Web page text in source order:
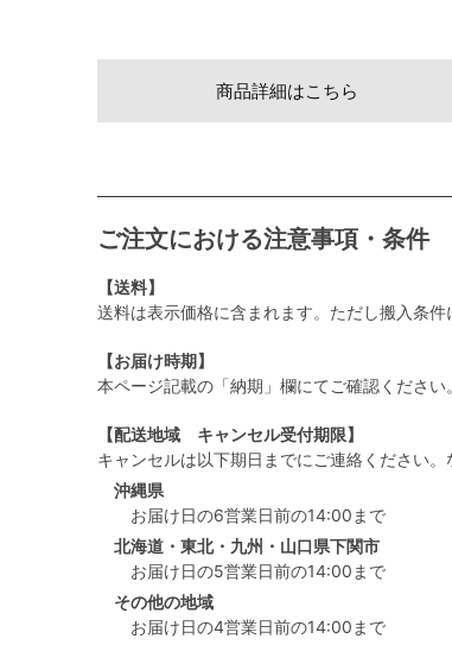
商品詳細はこちら
ご注文における注意事項・条件
【送料】
送料は表示価格に含まれます。ただし搬入条
【お届け時期】
本ページ記載の「納期」欄にてご確認くださ
【配送地域 キャンセル受付期限】
キャンセルは以下期日までにご連絡ください
沖縄県
お届け日の6営業日前の14:00まで
北海道・東北・九州・山口県下関市
お届け日の5営業日前の14:00まで
その他の地域
お届け日の4営業日前の14:00まで